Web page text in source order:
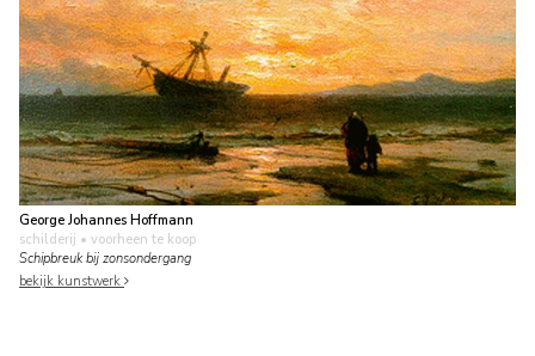
George Johannes Hoffmann
schilderij • voorheen te koop
Schipbreuk bij zonsondergang
bekijk kunstwerk